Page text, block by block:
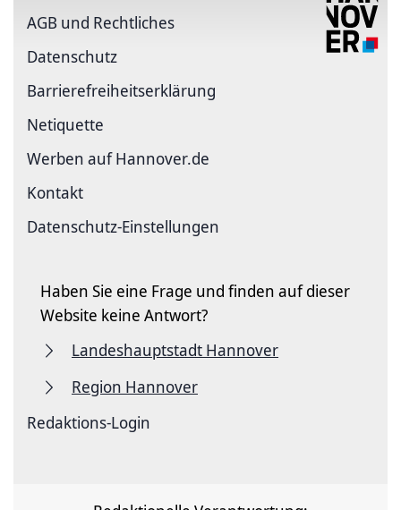
AGB und Rechtliches
Datenschutz
Barriere­freiheits­erklärung
Netiquette
Werben auf Hannover.de
Kontakt
Datenschutz-Einstellungen
Haben Sie eine Frage und finden auf dieser
Website keine Antwort?
Landeshauptstadt Hannover
Region Hannover
Redaktions-Login